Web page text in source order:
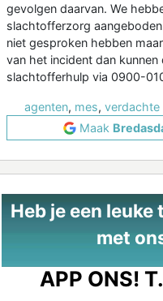
gevolgen daarvan. We
slachtofferzorg
niet gesproken hebben
van het incident dan
slachtofferhulp via 0900-
agenten, mes, verdachte
Maak
Heb je een
met
APP ONS! T.